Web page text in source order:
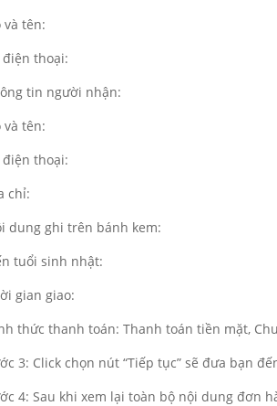
và tên:
điện thoại:
tin người nhận:
và tên:
điện thoại:
chỉ:
dung ghi trên bánh kem:
tuổi sinh nhật:
gian giao:
thức thanh toán: Thanh toán tiền mặt,
3: Click chọn nút “Tiếp tục” sẽ đưa bạn
4: Sau khi xem lại toàn bộ nội dung đơn